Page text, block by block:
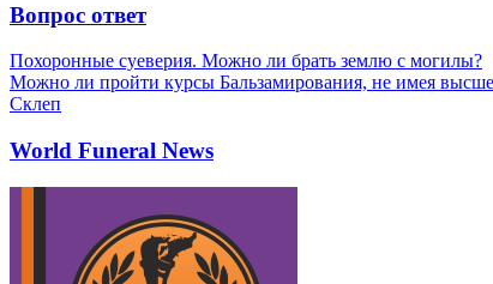
Вопрос ответ
Похоронные суеверия. Можно ли брать землю с могилы?
Можно ли пройти курсы Бальзамирования, не имея
Склеп
World Funeral News